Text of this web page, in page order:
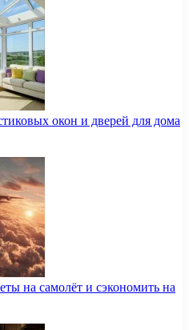
окон и дверей для дома
на самолёт и сэкономить на